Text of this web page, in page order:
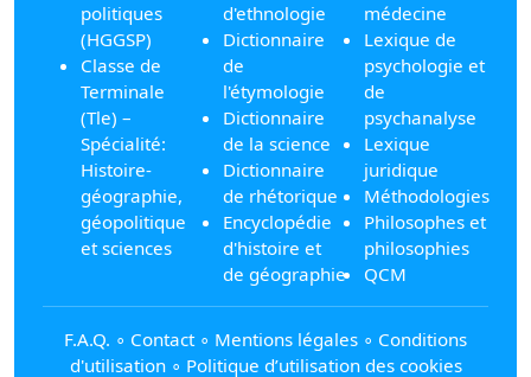
politiques
(HGGSP)
Classe de
Terminale
(Tle) –
Spécialité:
Histoire-
géographie,
géopolitique
et sciences
d'ethnologie
Dictionnaire
de
l'étymologie
Dictionnaire
de la science
Dictionnaire
de rhétorique
Encyclopédie
d'histoire et
de géographie
médecine
Lexique de
psychologie et
de
psychanalyse
Lexique
juridique
Méthodologies
Philosophes et
philosophies
QCM
F.A.Q. ∘ Contact∘ Mentions légales ∘ Conditions
d'utilisation∘ Politique d’utilisation des cookies